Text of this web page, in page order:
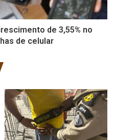
de 3,55% no
de celular